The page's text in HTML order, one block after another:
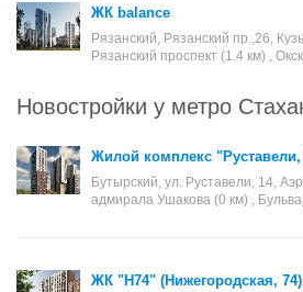
ЖК balance
Рязанский, Рязанский пр.,26,
Рязанский проспект (1.4 км) ,
Новостройки у метро
Жилой комплекс "Руставели,
Бутырский, ул. Руставели, 14,
адмирала Ушакова (0 км) ,
ЖК "Н74" (Нижегородская, 74)